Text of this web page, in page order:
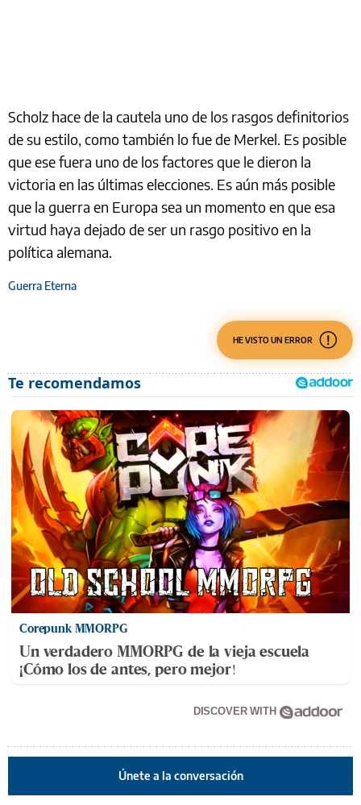
Scholz hace de la cautela uno de los rasgos definitorios
de su estilo, como también lo fue de Merkel. Es posible
que ese fuera uno de los factores que le dieron la
victoria en las últimas elecciones. Es aún más posible
que la guerra en Europa sea un momento en que esa
virtud haya dejado de ser un rasgo positivo en la
política alemana.
Guerra Eterna
HE VISTO UN ERROR
Corepunk MMORPG
Un verdadero MMORPG de la vieja escuela
¡Cómo los de antes, pero mejor!
DISCOVER WITH
Únete a la conversación